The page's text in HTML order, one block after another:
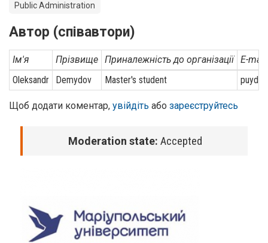
Public Administration
Автор (співавтори)
Ім'я Прізвище Приналежність до організації E-mail
Oleksandr
Demydov Master's student
Щоб додати коментар, увійдіть або зареєструйтесь
Moderation state: Accepted